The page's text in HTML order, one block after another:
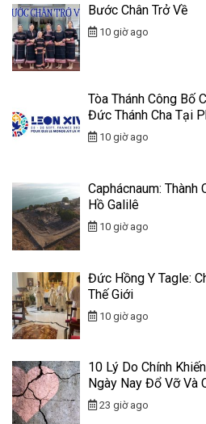
Bước Chân Trở Về
10 giờ ago
Tòa Thánh Công Bố
Đức Thánh Cha Tại
10 giờ ago
Caphácnaum: Thành
Hồ Galilê
10 giờ ago
Đức Hồng Y Tagle:
Thế Giới
10 giờ ago
10 Lý Do Chính
Ngày Nay Đổ Vỡ Và
23 giờ ago